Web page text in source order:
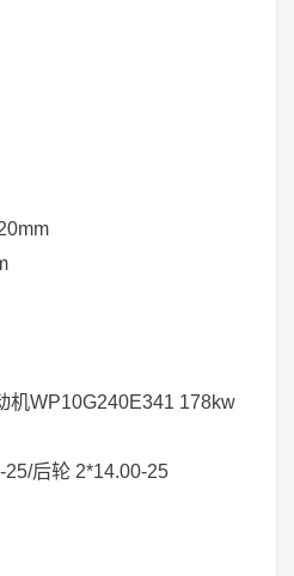
机WP10G240E341 178kw
后轮 2*14.00-25